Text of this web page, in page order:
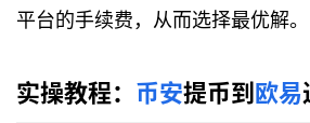
平台的手续费，从而选择最优解。
实操教程： 币安提币到 欧易